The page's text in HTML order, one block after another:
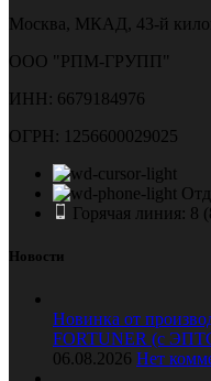
Москва, МКАД, 43-й
ООО "РПМ-ГРУПП"
ИНН: 6679184976
ОГРН: 1256600029025
Горячая линия: 8
Новости
Новинка от
FORTUNER (с
06.08.2026 Нет